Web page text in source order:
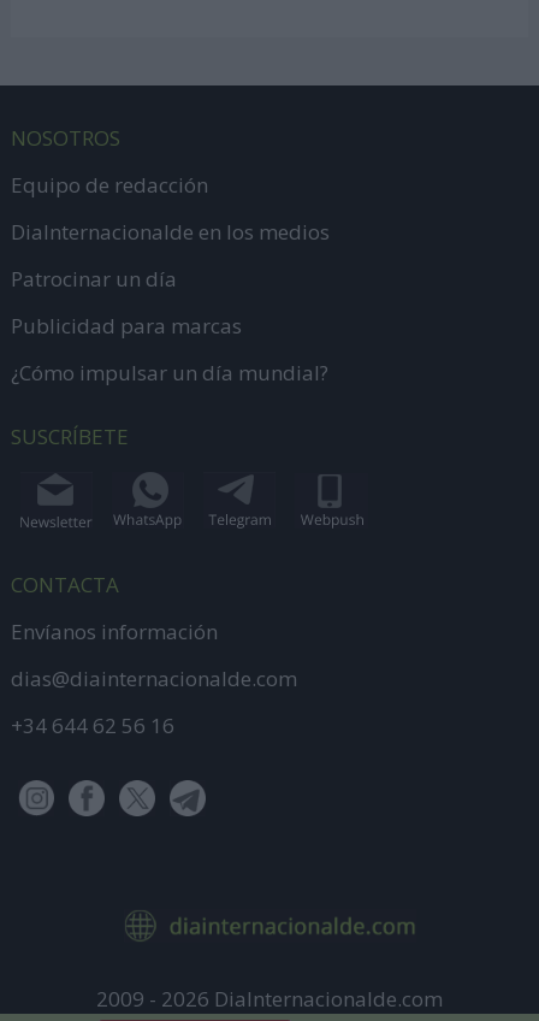
NOSOTROS
Equipo de redacción
DiaInternacionalde en los medios
Patrocinar un día
Publicidad para marcas
¿Cómo impulsar un día mundial?
SUSCRÍBETE
CONTACTA
Envíanos información
dias@diainternacionalde.com
+34 644 62 56 16
2009 - 2026 DiaInternacionalde.com